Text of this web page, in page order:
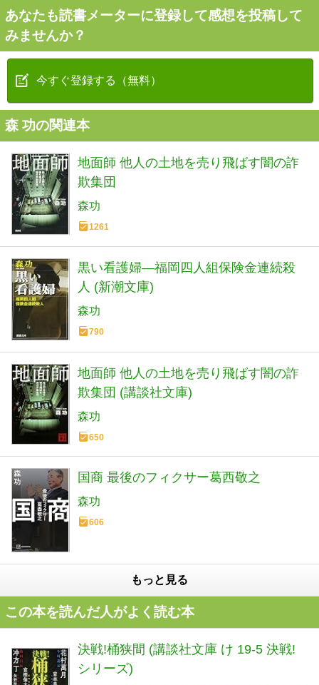
あなたも読書メーターに登録して感想を投稿して
みませんか？
今すぐ登録する（無料）
森 功の関連本
地面師 他人の土地を売り飛ばす闇の詐
欺集団
森功
1261
黒い看護婦―福岡四人組保険金連続殺
人 (新潮文庫)
森功
790
地面師 他人の土地を売り飛ばす闇の詐
欺集団 (講談社文庫)
森功
650
国商 最後のフィクサー葛西敬之
森功
606
もっと見る
この本を読んだ人がよく読む本
決戦!桶狭間 (講談社文庫 け 19-5 決戦!
シリーズ)